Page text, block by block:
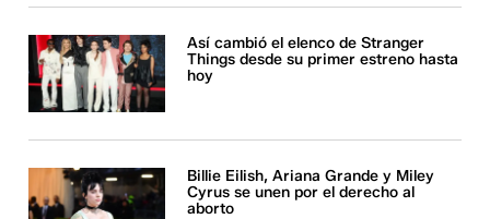
Así cambió el elenco de Stranger
Things desde su primer estreno hasta
hoy
Billie Eilish, Ariana Grande y Miley
Cyrus se unen por el derecho al
aborto